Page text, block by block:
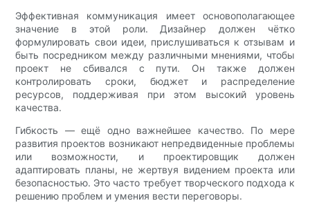
Эффективная коммуникация имеет основополагающее
значение в этой роли. Дизайнер должен чётко
формулировать свои идеи, прислушиваться к отзывам и
быть посредником между различными мнениями, чтобы
проект не сбивался с пути. Он также должен
контролировать сроки, бюджет и распределение
ресурсов, поддерживая при этом высокий уровень
качества.
Гибкость — ещё одно важнейшее качество. По мере
развития проектов возникают непредвиденные проблемы
или возможности, и проектировщик должен
адаптировать планы, не жертвуя видением проекта или
безопасностью. Это часто требует творческого подхода к
решению проблем и умения вести переговоры.